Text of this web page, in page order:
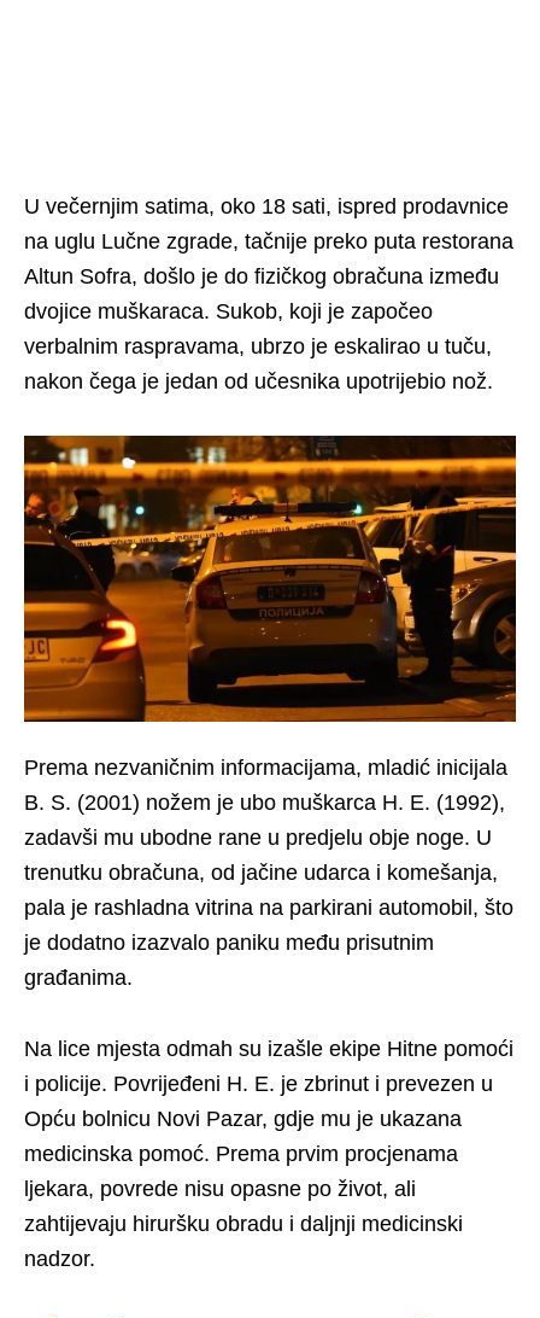
U večernjim satima, oko 18 sati, ispred prodavnice
na uglu Lučne zgrade, tačnije preko puta restorana
Altun Sofra, došlo je do fizičkog obračuna između
dvojice muškaraca. Sukob, koji je započeo
verbalnim raspravama, ubrzo je eskalirao u tuču,
nakon čega je jedan od učesnika upotrijebio nož.
Prema nezvaničnim informacijama, mladić inicijala
B. S. (2001) nožem je ubo muškarca H. E. (1992),
zadavši mu ubodne rane u predjelu obje noge. U
trenutku obračuna, od jačine udarca i komešanja,
pala je rashladna vitrina na parkirani automobil, što
je dodatno izazvalo paniku među prisutnim
građanima.
Na lice mjesta odmah su izašle ekipe Hitne pomoći
i policije. Povrijeđeni H. E. je zbrinut i prevezen u
Opću bolnicu Novi Pazar, gdje mu je ukazana
medicinska pomoć. Prema prvim procjenama
ljekara, povrede nisu opasne po život, ali
zahtijevaju hiruršku obradu i daljnji medicinski
nadzor.